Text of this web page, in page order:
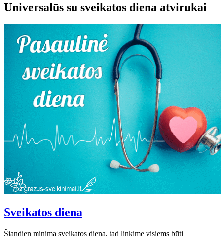
Universalūs su sveikatos diena atvirukai
Sveikatos diena
Šiandien minima sveikatos diena, tad linkime visiems būti